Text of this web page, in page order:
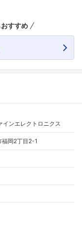
せんか？
すすめ
インエレクトロニクス
福岡2丁目2-1